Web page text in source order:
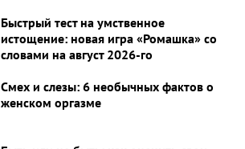
Быстрый тест на умственное
истощение: новая игра «Ромашка» со
словами на август 2026-го
Смех и слезы: 6 необычных фактов о
женском оргазме